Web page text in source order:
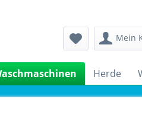
Mein
Herde